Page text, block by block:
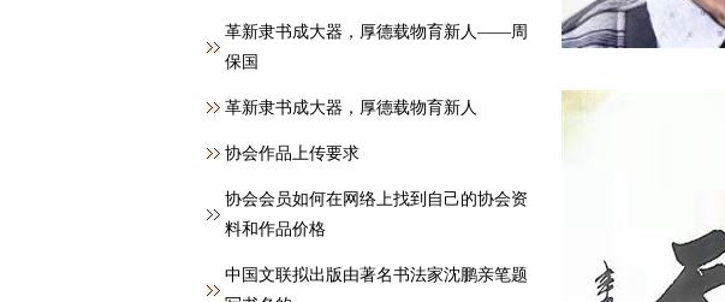
革新隶书成大器，厚德载物育新人——周
保国
革新隶书成大器，厚德载物育新人
协会作品上传要求
协会会员如何在网络上找到自己的协会资
料和作品价格
中国文联拟出版由著名书法家沈鹏亲笔题